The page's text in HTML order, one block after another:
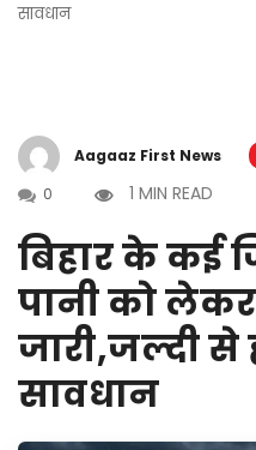
सावधान
Aagaaz First News
0
1 MIN READ
बिहार के कई
पानी को
जारी,जल्दी से
सावधान